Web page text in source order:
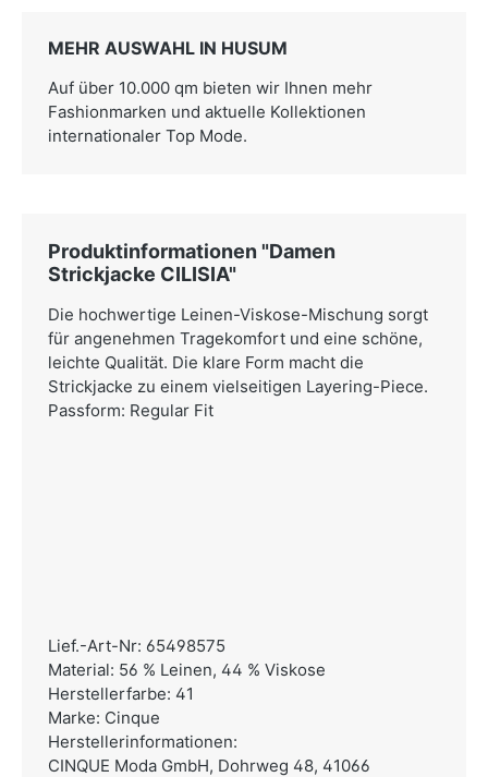
MEHR AUSWAHL IN HUSUM
Auf über 10.000 qm bieten wir Ihnen mehr
Fashionmarken und aktuelle Kollektionen
internationaler Top Mode.
Produktinformationen "Damen
Strickjacke CILISIA"
Die hochwertige Leinen-Viskose-Mischung sorgt
für angenehmen Tragekomfort und eine schöne,
leichte Qualität. Die klare Form macht die
Strickjacke zu einem vielseitigen Layering-Piece.
Passform: Regular Fit
Lief.-Art-Nr: 65498575
Material: 56 % Leinen, 44 % Viskose
Herstellerfarbe: 41
Marke: Cinque
Herstellerinformationen:
CINQUE Moda GmbH, Dohrweg 48, 41066